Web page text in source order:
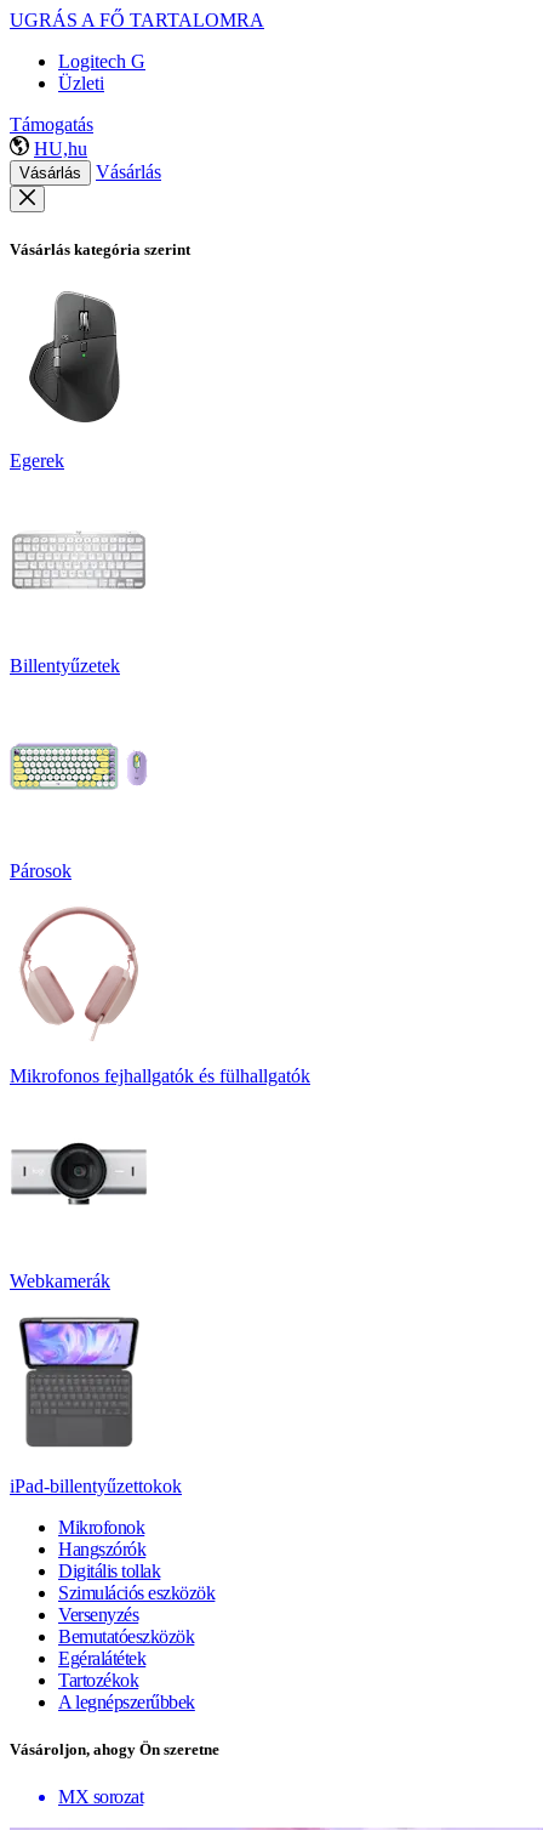
UGRÁS A FŐ TARTALOMRA
Logitech G
Üzleti
Támogatás
HU,hu
Vásárlás Vásárlás
Vásárlás kategória szerint
Egerek
Billentyűzetek
Párosok
Mikrofonos fejhallgatók és fülhallgatók
Webkamerák
iPad-billentyűzettokok
Mikrofonok
Hangszórók
Digitális tollak
Szimulációs eszközök
Versenyzés
Bemutatóeszközök
Egéralátétek
Tartozékok
A legnépszerűbbek
Vásároljon, ahogy Ön szeretne
MX sorozat